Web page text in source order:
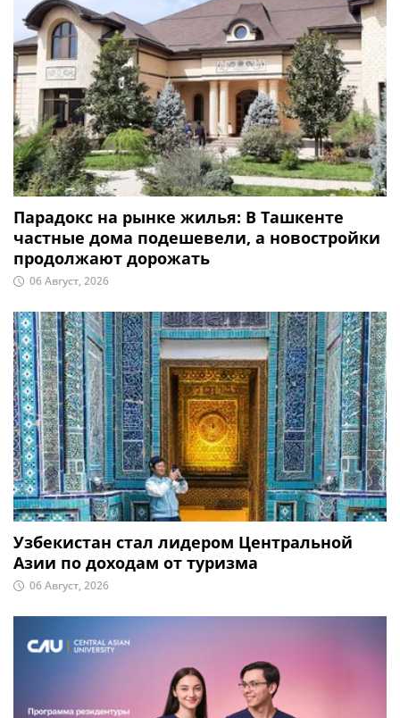
Парадокс на рынке жилья: В Ташкенте
частные дома подешевели, а новостройки
продолжают дорожать
06 Август, 2026
Узбекистан стал лидером Центральной
Азии по доходам от туризма
06 Август, 2026